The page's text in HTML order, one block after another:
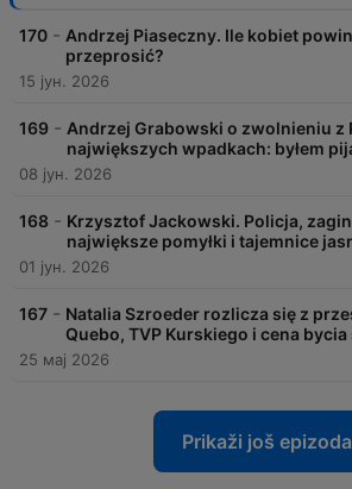
170 - Andrzej Piaseczny. Ile kobiet
przeprosić?
15 јун. 2026
169 - Andrzej Grabowski o zwolnieniu z
największych wpadkach: byłem
08 јун. 2026
168 - Krzysztof Jackowski. Policja,
największe pomyłki i tajemnice
01 јун. 2026
167 - Natalia Szroeder rozlicza się z
Quebo, TVP Kurskiego i cena bycia
25 мај 2026
Prikaži još epizoda